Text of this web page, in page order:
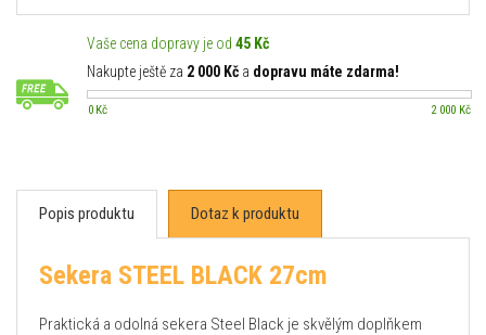
Vaše cena dopravy je od 45 Kč
Nakupte ještě za 2 000 Kč a dopravu máte zdarma!
0 Kč 2 000 Kč
Popis produktu Dotaz k produktu
Sekera STEEL BLACK 27cm
Praktická a odolná sekera Steel Black je skvělým doplňkem